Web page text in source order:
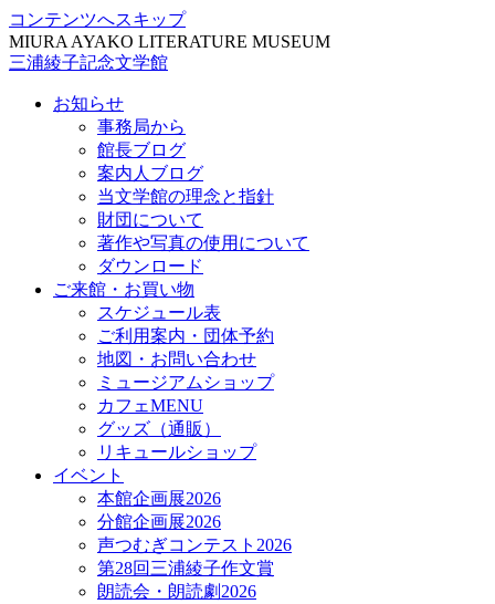
コンテンツへスキップ
MIURA AYAKO LITERATURE MUSEUM
三浦綾子記念文学館
お知らせ
事務局から
館長ブログ
案内人ブログ
当文学館の理念と指針
財団について
著作や写真の使用について
ダウンロード
ご来館・お買い物
スケジュール表
ご利用案内・団体予約
地図・お問い合わせ
ミュージアムショップ
カフェMENU
グッズ（通販）
リキュールショップ
イベント
本館企画展2026
分館企画展2026
声つむぎコンテスト2026
第28回三浦綾子作文賞
朗読会・朗読劇2026